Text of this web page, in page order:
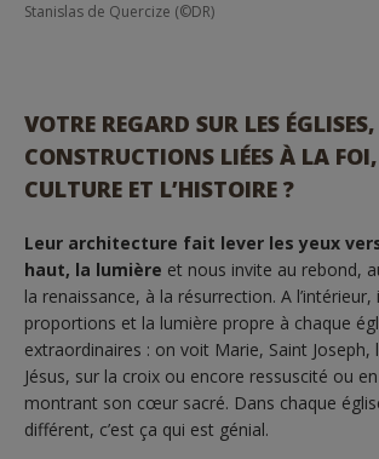
Stanislas de Quercize (©DR)
VOTRE REGARD SUR LES ÉGLISES,
CONSTRUCTIONS LIÉES À LA
CULTURE ET L’HISTOIRE ?
Leur architecture fait lever les yeux
haut, la lumière et nous invite au rebond,
la renaissance, à la résurrection. A l’intérieur,
proportions et la lumière propre à chaque
extraordinaires : on voit Marie, Saint Joseph,
Jésus, sur la croix ou encore ressuscité ou
montrant son cœur sacré. Dans chaque
différent, c’est ça qui est génial.